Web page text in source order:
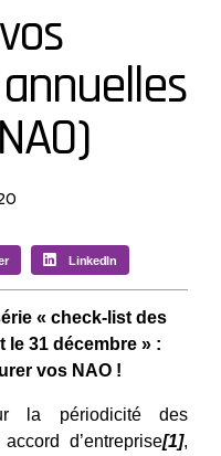
LinkedIn
« check-list des
31 décembre » :
vos NAO !
la périodicité des
d’entreprise[1],